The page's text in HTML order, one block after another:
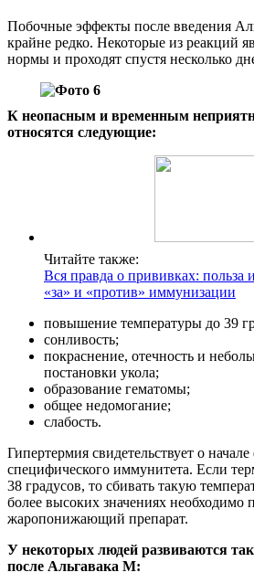
Побочные эффекты после введения
крайне редко. Некоторые из реакций
нормы и проходят спустя несколько
К неопасным и временным
относятся следующие:
Читайте также:
Вся правда о прививках: польза
«за» и «против» иммунизации
повышение температуры до 39
сонливость;
покраснение, отечность и
постановки укола;
образование гематомы;
общее недомогание;
слабость.
Гипертермия свидетельствует о
специфического иммунитета. Если
38 градусов, то сбивать такую
более высоких значениях необходимо
жаропонижающий препарат.
У некоторых людей развиваются
после Альгавака М: